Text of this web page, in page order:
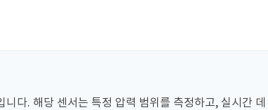
다. 해당 센서는 특정 압력 범위를 측정하고, 실시간 데